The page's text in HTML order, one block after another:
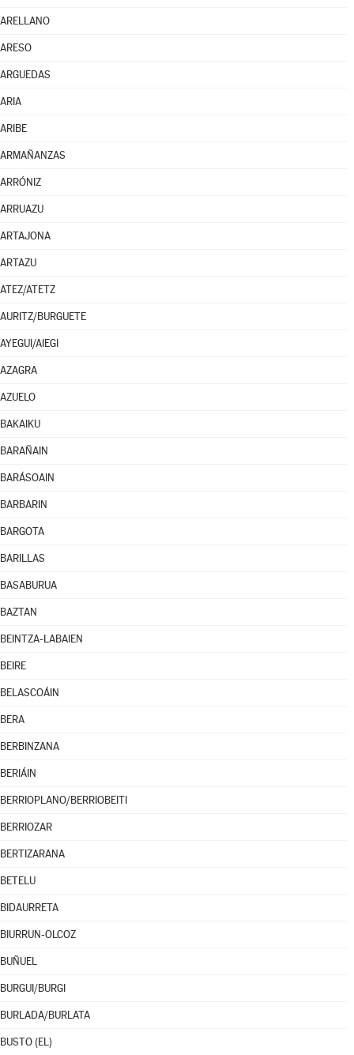
ARELLANO
ARESO
ARGUEDAS
ARIA
ARIBE
ARMAÑANZAS
ARRÓNIZ
ARRUAZU
ARTAJONA
ARTAZU
ATEZ/ATETZ
AURITZ/BURGUETE
AYEGUI/AIEGI
AZAGRA
AZUELO
BAKAIKU
BARAÑAIN
BARÁSOAIN
BARBARIN
BARGOTA
BARILLAS
BASABURUA
BAZTAN
BEINTZA-LABAIEN
BEIRE
BELASCOÁIN
BERA
BERBINZANA
BERIÁIN
BERRIOPLANO/BERRIOBEITI
BERRIOZAR
BERTIZARANA
BETELU
BIDAURRETA
BIURRUN-OLCOZ
BUÑUEL
BURGUI/BURGI
BURLADA/BURLATA
BUSTO (EL)